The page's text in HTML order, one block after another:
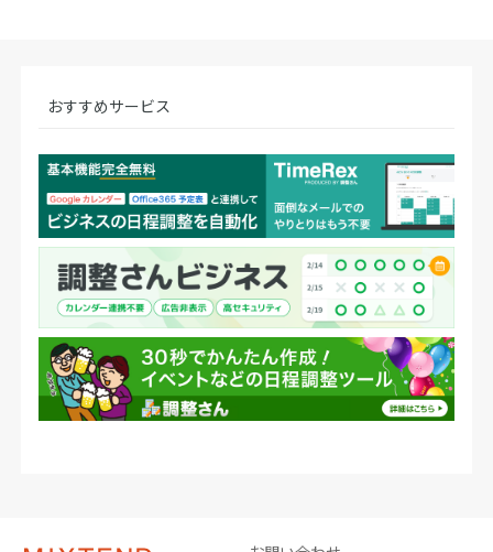
おすすめサービス